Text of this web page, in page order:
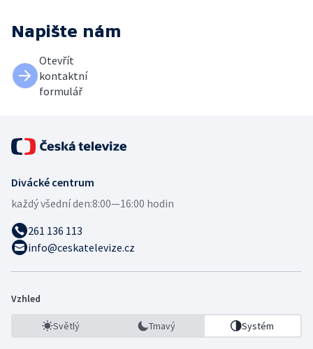
Napište nám
Otevřít
kontaktní
formulář
Divácké centrum
každý všední den:8:00—16:00 hodin
261 136 113
info@ceskatelevize.cz
Vzhled
Světlý Tmavý Systém